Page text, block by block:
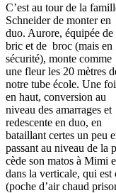
C’est au tour de la
Schneider de monter en
duo. Aurore, équipée de
bric et de broc (mais en
sécurité), monte comme
une fleur les 20 mètres
notre tube école. Une
en haut, conversion au
niveau des amarrages et
redescente en duo, en
bataillant certes un peu
passant au niveau de la
cède son matos à Mimi
dans la verticale, qui est
(poche d’air chaud